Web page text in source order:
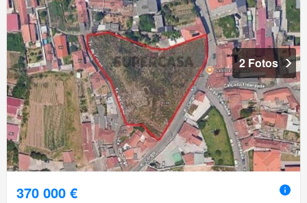
2 Fotos
370 000 €